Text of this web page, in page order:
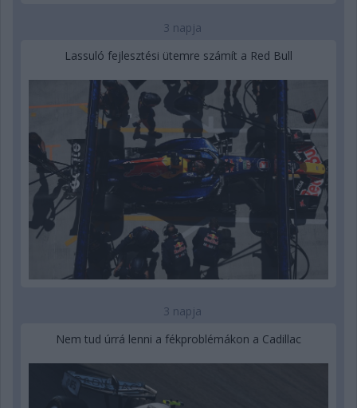
3 napja
Lassuló fejlesztési ütemre számít a Red Bull
3 napja
Nem tud úrrá lenni a fékproblémákon a Cadillac